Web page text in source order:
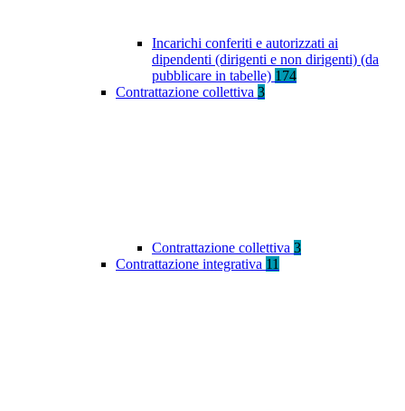
Incarichi conferiti e autorizzati ai
dipendenti (dirigenti e non dirigenti) (da
pubblicare in tabelle) 174
Contrattazione collettiva 3
Contrattazione collettiva 3
Contrattazione integrativa 11